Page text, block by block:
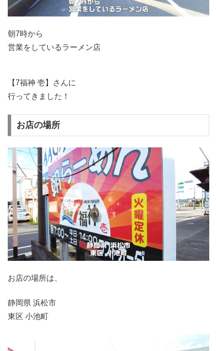
朝7時から
営業をしているラーメン店
【7福神 壱】さんに
行ってきました！
お店の場所
お店の場所は、
静岡県 浜松市
東区 小池町